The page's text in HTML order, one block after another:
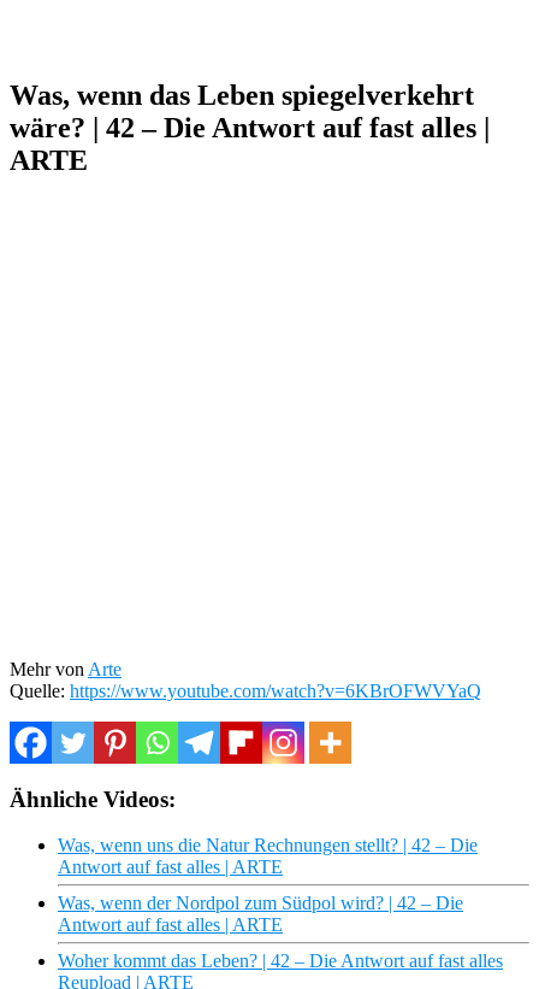
Was, wenn das Leben spiegelverkehrt
wäre? | 42 – Die Antwort auf fast alles |
ARTE
Mehr von Arte
Quelle: https://www.youtube.com/watch?v=6KBrOFWVYaQ
Ähnliche Videos:
Was, wenn uns die Natur Rechnungen stellt? | 42 – Die
Antwort auf fast alles | ARTE
Was, wenn der Nordpol zum Südpol wird? | 42 – Die
Antwort auf fast alles | ARTE
Woher kommt das Leben? | 42 – Die Antwort auf fast alles
Reupload | ARTE